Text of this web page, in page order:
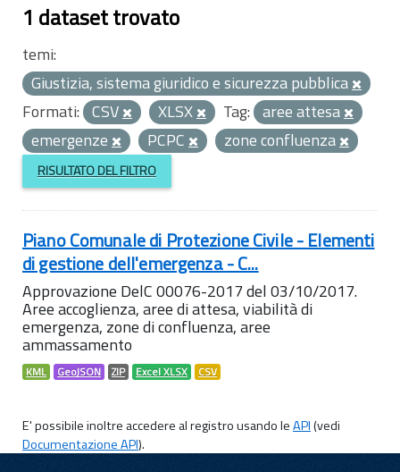
1 dataset trovato
temi:
Giustizia, sistema giuridico e sicurezza pubblica
Formati: CSV XLSX Tag: aree attesa
emergenze
PCPC zone confluenza
RISULTATO DEL FILTRO
Piano Comunale di Protezione Civile - Elementi
di gestione dell'emergenza - C...
Approvazione DelC 00076-2017 del 03/10/2017.
Aree accoglienza, aree di attesa, viabilità di
emergenza, zone di confluenza, aree
ammassamento
KML GeoJSON ZIP Excel XLSX CSV
E' possibile inoltre accedere al registro usando leAPI(vedi
Documentazione API).